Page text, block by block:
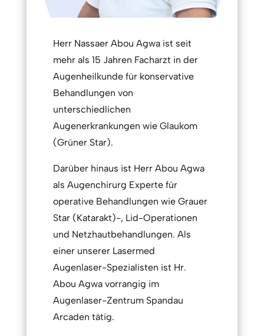
Herr Nassaer Abou Agwa ist seit
mehr als 15 Jahren Facharzt in der
Augenheilkunde für konservative
Behandlungen von
unterschiedlichen
Augenerkrankungen wie Glaukom
(Grüner Star).
Darüber hinaus ist Herr Abou Agwa
als Augenchirurg Experte für
operative Behandlungen wie Grauer
Star (Katarakt)-, Lid-Operationen
und Netzhautbehandlungen. Als
einer unserer Lasermed
Augenlaser-Spezialisten ist Hr.
Abou Agwa vorrangig im
Augenlaser-Zentrum Spandau
Arcaden tätig.